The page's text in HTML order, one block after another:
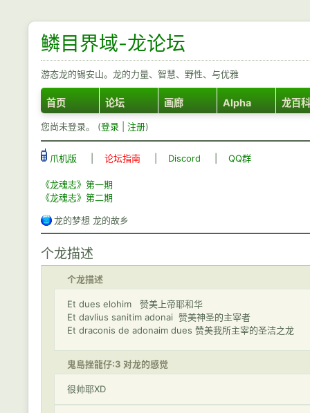
鳞目界域-龙论坛
游态龙的锡安山。龙的力量、智慧、野性、与优雅
首页 论坛 画廊 Alpha 龙百科
您尚未登录。 (登录 注册)
爪机版 论坛指南 Discord QQ群
《龙魂志》第一期
《龙魂志》第二期
龙的梦想 龙的故乡
个龙描述
个龙描述
Et dues elohim 赞美上帝耶和华
Et davlius sanitim adonai 赞美神圣的主宰者
Et draconis de adonaim dues 赞美我所主宰的圣洁之龙
鬼島挫龍仔:3 对龙的感觉
很帅耶XD